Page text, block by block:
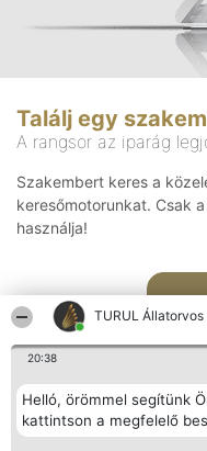
TURUL Állatorvos
20:38
Helló, örömmel segítünk
kattintson a megfelelő
Találj egy
A rangsor az iparág
Szakembert keres a
keresőmotorunkat. Csak
használja!